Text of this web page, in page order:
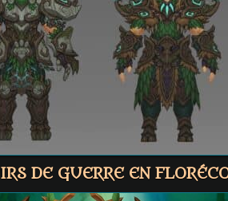
DE GUERRE EN